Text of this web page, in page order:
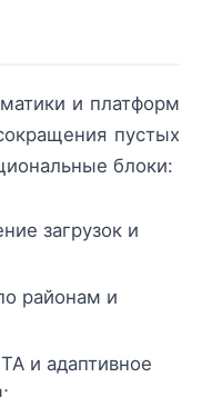
и платформ
пустых
блоки:
загрузок и
районам и
и адаптивное